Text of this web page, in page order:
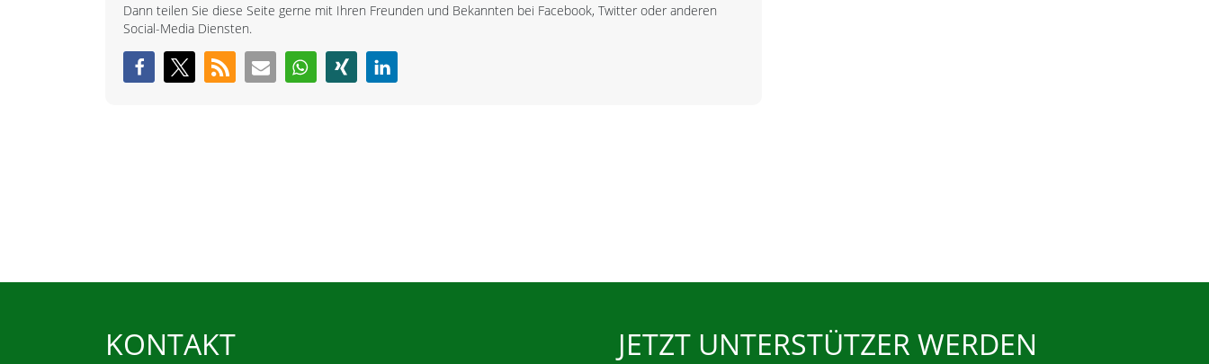
Dann teilen Sie diese Seite gerne mit Ihren Freunden und Bekannten bei Facebook, Twitter oder anderen
Social-Media Diensten.
KONTAKT JETZT UNTERSTÜTZER WERDEN